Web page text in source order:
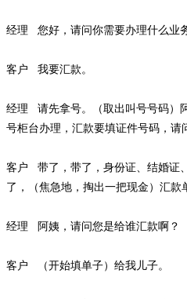
经理 您好，请问你需要办理什么业
客户 我要汇款。
经理 请先拿号。（取出叫号号码）
号柜台办理，汇款要填证件号码，请
客户
带了，带了，身份证、结婚证
了，（焦急地，掏出一把现金）汇款
经理 阿姨，请问您是给谁汇款啊？
客户 （开始填单子）给我儿子。